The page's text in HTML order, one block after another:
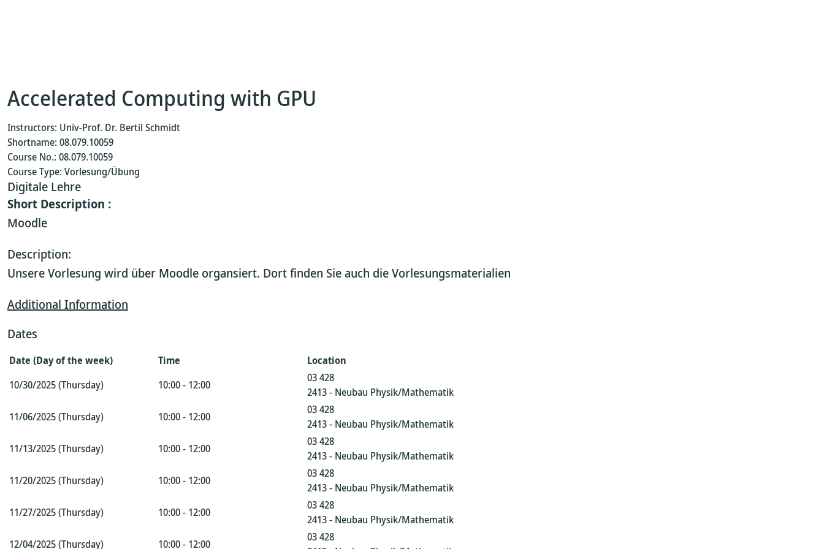
Accelerated Computing with GPU
Instructors: Univ-Prof. Dr. Bertil Schmidt
Shortname: 08.079.10059
Course No.: 08.079.10059
Course Type: Vorlesung/Übung
Digitale Lehre
Short Description :
Moodle
Description:
Unsere Vorlesung wird über Moodle organsiert. Dort finden Sie auch die Vorlesungsmaterialien
Additional Information
Dates
Date (Day of the week) Time
Location
10/30/2025 (Thursday)
10:00 - 12:00
03 428
2413 - Neubau Physik/Mathematik
11/06/2025 (Thursday)
10:00 - 12:00
03 428
2413 - Neubau Physik/Mathematik
11/13/2025 (Thursday)
10:00 - 12:00
03 428
2413 - Neubau Physik/Mathematik
11/20/2025 (Thursday)
10:00 - 12:00
03 428
2413 - Neubau Physik/Mathematik
11/27/2025 (Thursday)
10:00 - 12:00
03 428
2413 - Neubau Physik/Mathematik
12/04/2025 (Thursday)
10:00 - 12:00
03 428